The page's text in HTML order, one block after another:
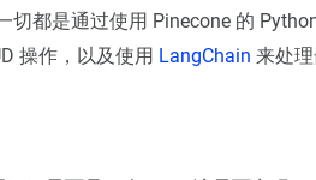
都是通过使用 Pinecone 的
操作，以及使用 LangChain 来处理